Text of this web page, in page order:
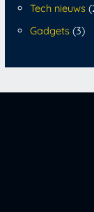
Tech nieuws
Gadgets(3)